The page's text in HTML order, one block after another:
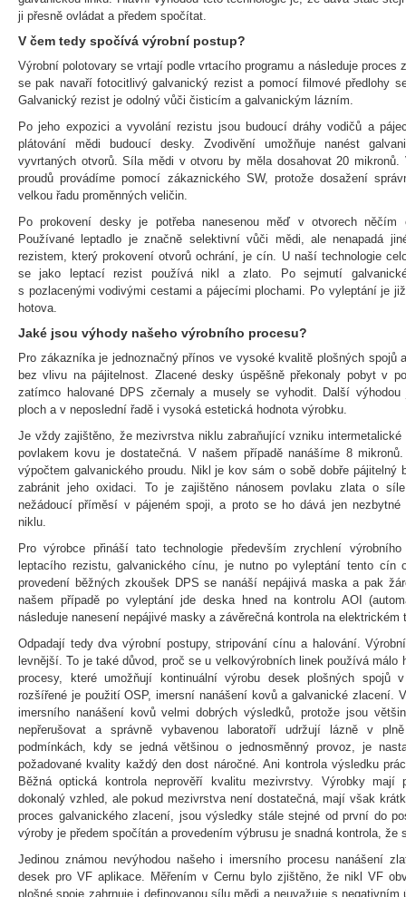
ji přesně ovládat a předem spočítat.
V čem tedy spočívá výrobní postup?
Výrobní polotovary se vrtají podle vrtacího programu a následuje proces
se pak navaří fotocitlivý galvanický rezist a pomocí filmové předlohy
Galvanický rezist je odolný vůči čisticím a galvanickým lázním.
Po jeho expozici a vyvolání rezistu jsou budoucí dráhy vodičů a
plátování mědi budoucí desky. Zvodivění umožňuje nanést
vyvrtaných otvorů. Síla mědi v otvoru by měla dosahovat 20 mikronů.
proudů provádíme pomocí zákaznického SW, protože dosažení
velkou řadu proměnných veličin.
Po prokovení desky je potřeba nanesenou měď v otvorech něčím
Používané leptadlo je značně selektivní vůči mědi, ale nenapadá
rezistem, který prokovení otvorů ochrání, je cín. U naší technologie
se jako leptací rezist používá nikl a zlato. Po sejmutí
s pozlacenými vodivými cestami a pájecími plochami. Po vyleptání je
hotova.
Jaké jsou výhody našeho výrobního procesu?
Pro zákazníka je jednoznačný přínos ve vysoké kvalitě plošných spojů
bez vlivu na pájitelnost. Zlacené desky úspěšně překonaly pobyt v
zatímco halované DPS zčernaly a musely se vyhodit. Další výhodou
ploch a v neposlední řadě i vysoká estetická hodnota výrobku.
Je vždy zajištěno, že mezivrstva niklu zabraňující vzniku
povlakem kovu je dostatečná. V našem případě nanášíme 8
výpočtem galvanického proudu. Nikl je kov sám o sobě dobře pájitelný
zabránit jeho oxidaci. To je zajištěno nánosem povlaku zlata o
nežádoucí příměsí v pájeném spoji, a proto se ho dává jen
niklu.
Pro výrobce přináší tato technologie především zrychlení
leptacího rezistu, galvanického cínu, je nutno po vyleptání tento cín
provedení běžných zkoušek DPS se nanáší nepájivá maska a pak
našem případě po vyleptání jde deska hned na kontrolu AOI
následuje nanesení nepájivé masky a závěrečná kontrola na elektrickém
Odpadají tedy dva výrobní postupy, stripování cínu a halování.
levnější. To je také důvod, proč se u velkovýrobních linek používá málo
procesy, které umožňují kontinuální výrobu desek plošných spojů
rozšířené je použití OSP, imersní nanášení kovů a galvanické zlacení.
imersního nanášení kovů velmi dobrých výsledků, protože jsou
nepřerušovat a správně vybavenou laboratoří udržují lázně v
podmínkách, kdy se jedná většinou o jednosměnný provoz, je
požadované kvality každý den dost náročné. Ani kontrola výsledku
Běžná optická kontrola neprověří kvalitu mezivrstvy. Výrobky
dokonalý vzhled, ale pokud mezivrstva není dostatečná, mají však
proces galvanického zlacení, jsou výsledky stále stejné od první do
výroby je předem spočítán a provedením výbrusu je snadná kontrola, že
Jedinou známou nevýhodou našeho i imersního procesu nanášení
desek pro VF aplikace. Měřením v Cernu bylo zjištěno, že nikl VF
plošné spoje zahrnuje i definovanou sílu mědi a neuvažuje s negativním